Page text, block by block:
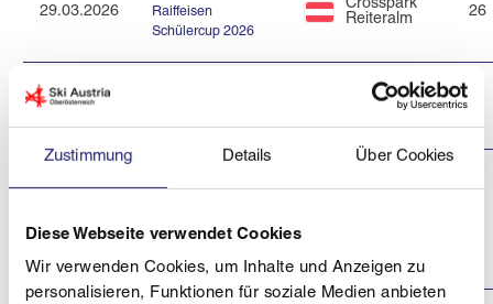
Zustimmung Details Über Cookies
Diese Webseite verwendet Cookies
Wir verwenden Cookies, um Inhalte und Anzeigen zu
personalisieren, Funktionen für soziale Medien anbieten
29.03.2026
Raiffeisen
Schülercup 2026
Crosspark
Reiteralm
26
22.03.2026
Grünau im
Almtal -
NACHWUCHSCUP
Schüler, FINALE